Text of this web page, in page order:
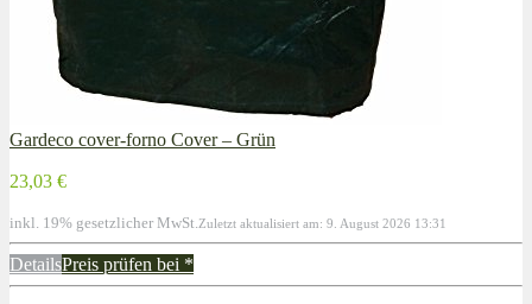
Gardeco cover-forno Cover – Grün
23,03 €
inkl. 19% gesetzlicher MwSt. Zuletzt aktualisiert am: 9. August 2026 13:31
DetailsPreis prüfen bei *